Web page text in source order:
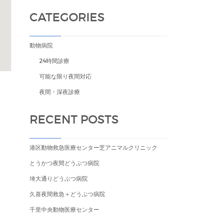
CATEGORIES
動物病院
24時間診療
可能な限り夜間対応
夜間・深夜診療
RECENT POSTS
港区動物救急医療センター芝アニマルクリニック
とうかつ夜間どうぶつ病院
埼大通りどうぶつ病院
久喜夜間救急＋どうぶつ病院
千里中央動物医療センター